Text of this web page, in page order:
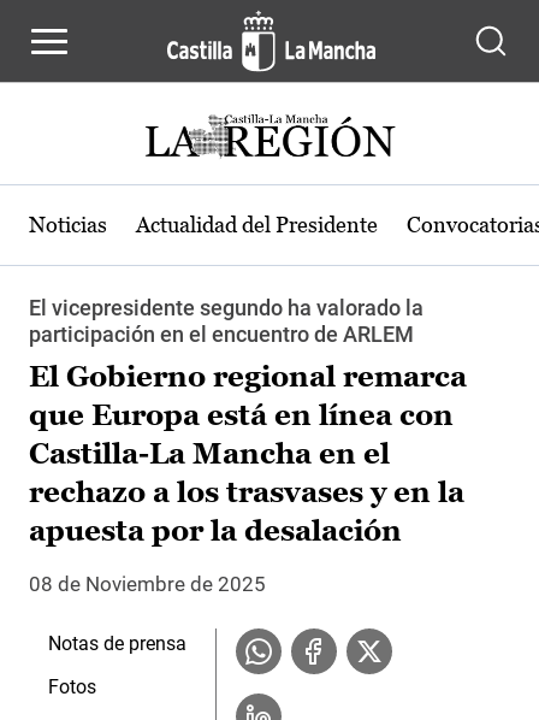
Noticias Actualidad del Presidente
El vicepresidente segundo ha valorado la
participación en el encuentro de ARLEM
El Gobierno regional remarca
que Europa está en línea con
Castilla-La Mancha en el
rechazo a los trasvases y en la
apuesta por la desalación
08 de Noviembre de 2025
Notas de prensa
Fotos